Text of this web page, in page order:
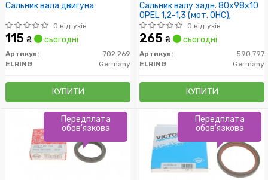
Сальник вала двигуна
0 відгуків
115 ₴ сьогодні
Артикул:
702.269
ELRING
Germany
КУПИТИ
Сальник валу задн. 80x98x10
OPEL 1,2-1,3 (мот. OHC);
0 відгуків
265 ₴ сьогодні
Артикул:
590.797
ELRING
Germany
КУПИТИ
Передплата
обов'язкова
Передплата
обов'язкова